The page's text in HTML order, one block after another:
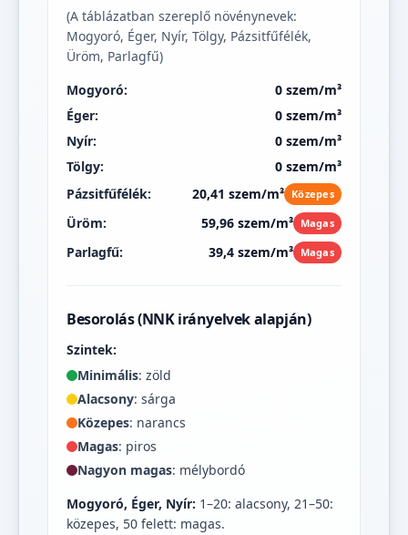
(A táblázatban szereplő növénynevek:
Mogyoró, Éger, Nyír, Tölgy, Pázsitfűfélék,
Üröm, Parlagfű)
Mogyoró:
0 szem/m³
Éger:
0 szem/m³
Nyír:
0 szem/m³
Tölgy:
0 szem/m³
Pázsitfűfélék:
20,41 szem/m³ Közepes
Üröm: 59,96 szem/m³ Magas
Parlagfű: 39,4 szem/m³ Magas
Besorolás (NNK irányelvek alapján)
Szintek:
Minimális: zöld
Alacsony: sárga
Közepes: narancs
Magas: piros
Nagyon magas: mélybordó
Mogyoró, Éger, Nyír: 1–20: alacsony, 21–50:
közepes, 50 felett: magas.